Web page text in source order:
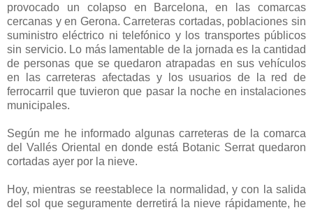
provocado un colapso en Barcelona, en las comarcas
cercanas y en Gerona. Carreteras cortadas, poblaciones sin
suministro eléctrico ni telefónico y los transportes públicos
sin servicio. Lo más lamentable de la jornada es la cantidad
de personas que se quedaron atrapadas en sus vehículos
en las carreteras afectadas y los usuarios de la red de
ferrocarril que tuvieron que pasar la noche en instalaciones
municipales.
Según me he informado algunas carreteras de la comarca
del Vallés Oriental en donde está Botanic Serrat quedaron
cortadas ayer por la nieve.
Hoy, mientras se reestablece la normalidad, y con la salida
del sol que seguramente derretirá la nieve rápidamente, he